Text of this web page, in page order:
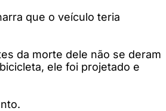
que o veículo teria
da morte dele não se deram
ele foi projetado e